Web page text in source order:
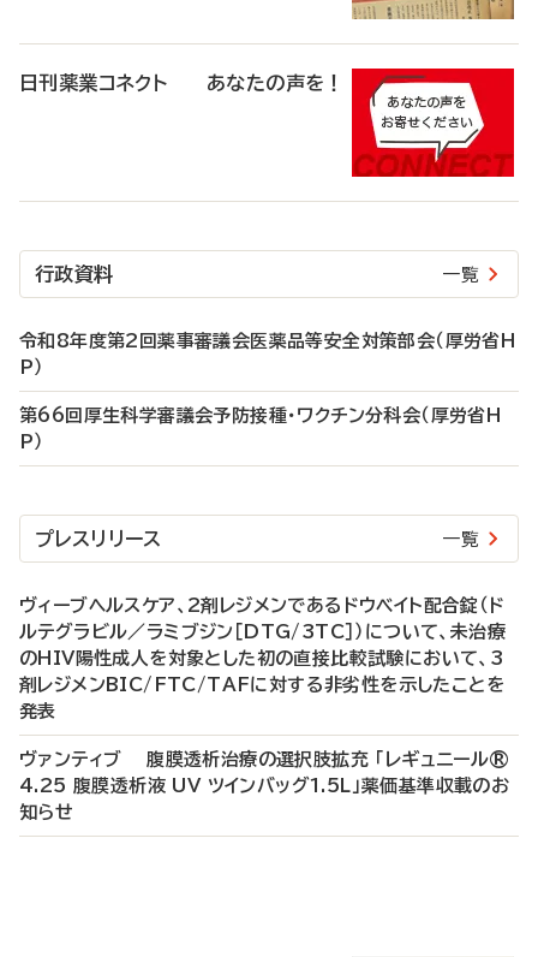
日刊薬業コネクト あなたの声を！
行政資料 一覧
令和8年度第2回薬事審議会医薬品等安全対策部会（厚労省H
P）
第66回厚生科学審議会予防接種・ワクチン分科会（厚労省H
P）
プレスリリース 一覧
ヴィーブヘルスケア、2剤レジメンであるドウベイト配合錠（ド
ルテグラビル／ラミブジン［DTG/3TC］）について、未治療
のHIV陽性成人を対象とした初の直接比較試験において、3
剤レジメンBIC/FTC/TAFに対する非劣性を示したことを
発表
ヴァンティブ 腹膜透析治療の選択肢拡充 「レギュニール®
4.25 腹膜透析液 UV ツインバッグ1.5L」薬価基準収載のお
知らせ